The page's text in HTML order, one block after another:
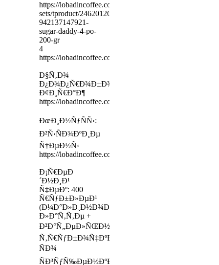
https://lobadincoffee.com/cupping-
sets/tproduct/246201263-
942137147921-
sugar-daddy-4-po-
200-gr
4
https://lobadincoffee.com/brothers
Ð§Ñ‚Ð¾
Ð¿Ð¾Ð¿Ñ€Ð¾Ð±Ð¾Ð²Ð°Ñ‚ÑŒ:
Ð¢Ð¸Ñ€Ð°Ð¶
https://lobadincoffee.com/america
ÐœÐ¸Ð½ÑƒÑÑ‹:
Ð²Ñ‹ÑÐ¾ÐºÐ¸Ðµ
Ñ†ÐµÐ½Ñ‹
https://lobadincoffee.com/turka
Ð¡Ñ€ÐµÐ
´Ð½Ð¸Ð¹
Ñ‡ÐµÐº: 400
Ñ€ÑƒÐ±Ð»ÐµÐ¹
(Ð¼Ð°Ð»Ð¸Ð½Ð¾Ð²Ñ‹Ð¹
Ð»Ð°Ñ‚Ñ‚Ðµ +
Ð²Ð°Ñ„ÐµÐ»ÑŒÐ½Ð°Ñ
Ñ‚Ñ€ÑƒÐ±Ð¾Ñ‡ÐºÐ°
ÑÐ¾
ÑÐ³ÑƒÑ‰ÐµÐ½ÐºÐ¾Ð¹)